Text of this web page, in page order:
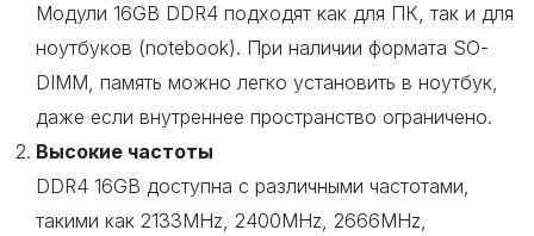
Модули 16GB DDR4 подходят как для ПК, так и для
ноутбуков (notebook). При наличии формата SO-
DIMM, память можно легко установить в ноутбук,
даже если внутреннее пространство ограничено.
Высокие частоты
DDR4 16GB доступна с различными частотами,
такими как 2133MHz, 2400MHz, 2666MHz,